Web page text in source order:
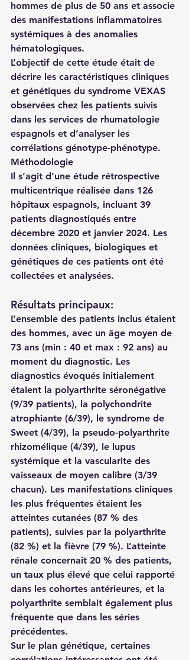
hommes de plus de 50 ans et associe
des manifestations inflammatoires
systémiques à des anomalies
hématologiques.
L’objectif de cette étude était de
décrire les caractéristiques cliniques
et génétiques du syndrome VEXAS
observées chez les patients suivis
dans les services de rhumatologie
espagnols et d’analyser les
corrélations génotype-phénotype.
Méthodologie
Il s’agit d’une étude rétrospective
multicentrique réalisée dans 126
hôpitaux espagnols, incluant 39
patients diagnostiqués entre
décembre 2020 et janvier 2024. Les
données cliniques, biologiques et
génétiques de ces patients ont été
collectées et analysées.
Résultats principaux:
L’ensemble des patients inclus étaient
des hommes, avec un âge moyen de
73 ans (min : 40 et max : 92 ans) au
moment du diagnostic. Les
diagnostics évoqués initialement
étaient la polyarthrite séronégative
(9/39 patients), la polychondrite
atrophiante (6/39), le syndrome de
Sweet (4/39), la pseudo-polyarthrite
rhizomélique (4/39), le lupus
systémique et la vascularite des
vaisseaux de moyen calibre (3/39
chacun). Les manifestations cliniques
les plus fréquentes étaient les
atteintes cutanées (87 % des
patients), suivies par la polyarthrite
(82 %) et la fièvre (79 %). L’atteinte
rénale concernait 20 % des patients,
un taux plus élevé que celui rapporté
dans les cohortes antérieures, et la
polyarthrite semblait également plus
fréquente que dans les séries
précédentes.
Sur le plan génétique, certaines